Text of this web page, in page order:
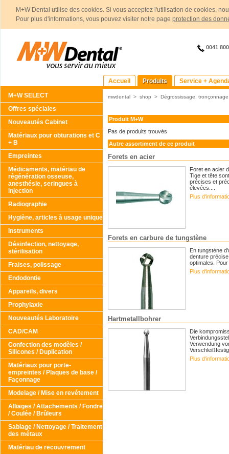
M+W Dental utilise des cookies. Si vous acceptez l'utilisation de cookies,
Pour plus d'informations, vous pouvez visiter notre page protection des
0041
Accueil Produits
Service +
M+W SELECT
Offres spéciales
Nouveautés Cabinet
Matériaux pour obturations et C
+ B
Empreintes
Médicaments, matériau de
régénération osseuse,
anesthésie, seringues à
injection
Radiographie
Hygiène, articles à usage unique
Instruments
Désinfection, nettoyage,
stérilisation
Fraises, polissage
Endodontie
Appareils, divers
Prophylaxie
Nouveautés Laboratoire
CAD/CAM
Confection des modèles /
Silicones / Duplication
Matériaux pour porte-
empreintes / Plaques de base /
Façonnage
Modelage / Mise en revétement
Alliages / Attachements / Fondre
/ Coulée / Brûleurs
Sablage / Nettoyage / Traitement
des métaux
Matériau de recouvrement
mwdental > shop > Dégrossissage,
Produit M+W
Pas de produits trouvés
Autre assortiment de ce produit
Forets en acier
Foret en acier
Tige et tête
précises et
élevées....
Plus
Forets en carbure de tungstène
En tungstène
denture
optimales.
Plus
Hartmetallbohrer
Die
Verwendung
Plus